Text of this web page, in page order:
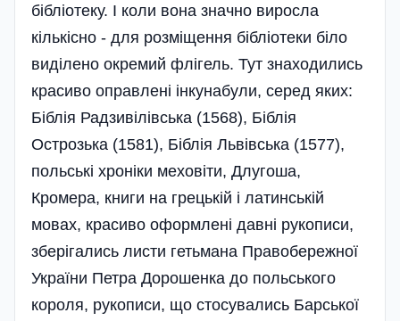
бібліотеку. І коли вона значно виросла
кількісно - для розміщення бібліотеки біло
виділено окремий флігель. Тут знаходились
красиво оправлені інкунабули, серед яких:
Біблія Радзивілівська (1568), Біблія
Острозька (1581), Біблія Львівська (1577),
польські хроніки меховіти, Длугоша,
Кромера, книги на грецькій і латинській
мовах, красиво оформлені давні рукописи,
зберігались листи гетьмана Правобережної
України Петра Дорошенка до польського
короля, рукописи, що стосувались Барської